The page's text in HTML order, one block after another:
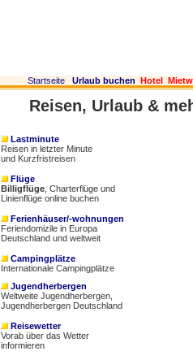
Startseite Urlaub buchen Hotel
Reisen, Urlaub &
Lastminute
Reisen in letzter Minute
und Kurzfristreisen
Flüge
Billigflüge, Charterflügeund
Linienflügeonline buchen
Ferienhäuser/-wohnungen
Feriendomizile in Europa
Deutschlandund weltweit
Campingplätze
Internationale Campingplätze
Jugendherbergen
Weltweite Jugendherbergen,
Jugendherbergen Deutschland
Reisewetter
Vorab über das Wetter
informieren